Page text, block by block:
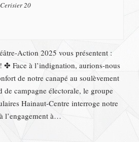
20
Action 2025 vous présentent :
✤ Face à l’indignation, aurions-nous
de notre canapé au soulèvement
de campagne électorale, le groupe
Hainaut-Centre interroge notre
l’engagement à…